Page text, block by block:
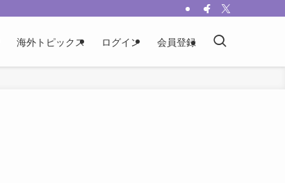
海外トピックス ログイン 会員登録